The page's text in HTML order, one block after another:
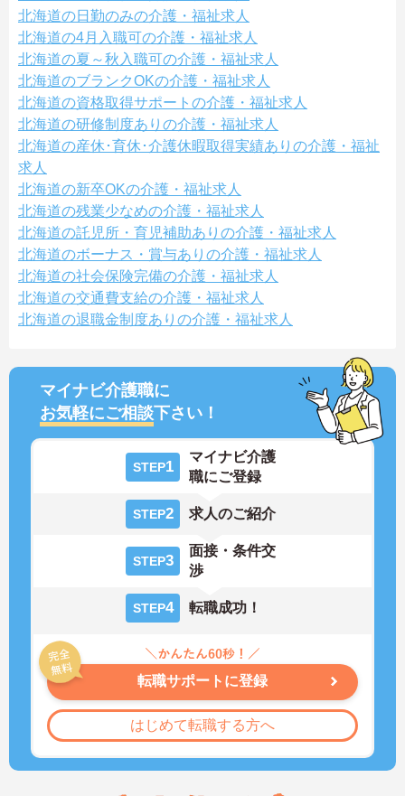
北海道の日勤のみの介護・福祉求人
北海道の4月入職可の介護・福祉求人
北海道の夏～秋入職可の介護・福祉求人
北海道のブランクOKの介護・福祉求人
北海道の資格取得サポートの介護・福祉求人
北海道の研修制度ありの介護・福祉求人
北海道の産休･育休･介護休暇取得実績ありの介護・福祉
求人
北海道の新卒OKの介護・福祉求人
北海道の残業少なめの介護・福祉求人
北海道の託児所・育児補助ありの介護・福祉求人
北海道のボーナス・賞与ありの介護・福祉求人
北海道の社会保険完備の介護・福祉求人
北海道の交通費支給の介護・福祉求人
北海道の退職金制度ありの介護・福祉求人
マイナビ介護職に
お気軽にご相談下さい！
STEP1
マイナビ介護
職にご登録
STEP2 求人のご紹介
STEP3
面接・条件交
渉
STEP4 転職成功！
転職サポートに登録
はじめて転職する方へ